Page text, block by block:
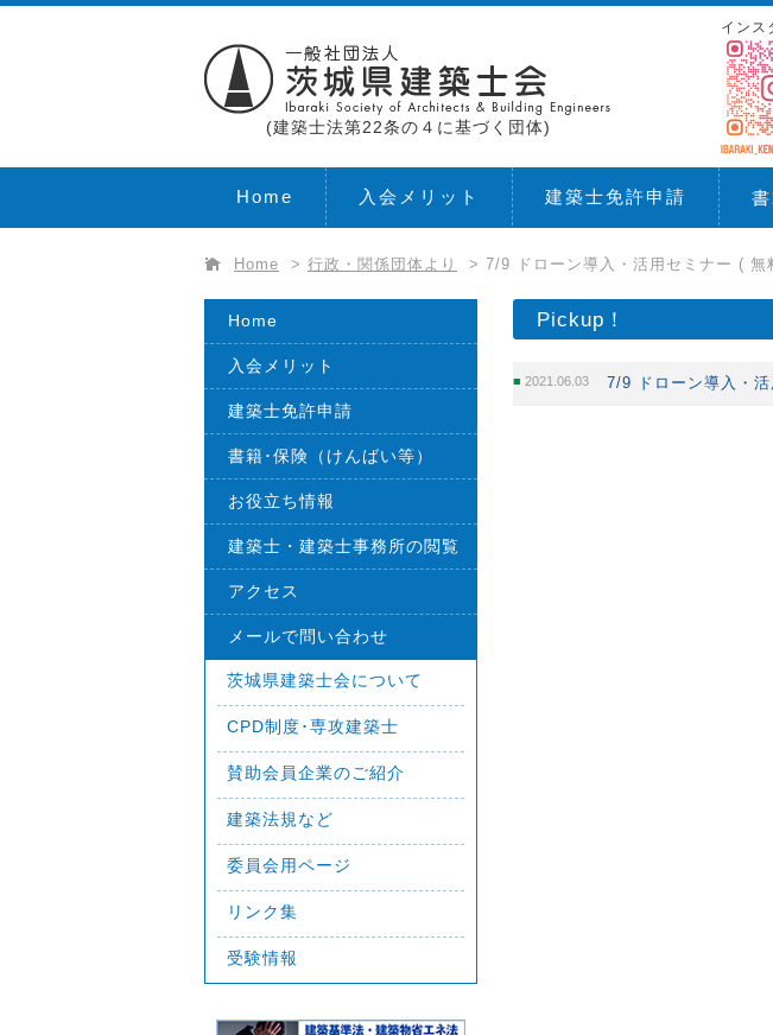
(建築士法第22条の４に基づく団体)
インス
Home 入会メリット 建築士免許申請
Home > 行政・関係団体より > 7/9 ドローン導入・活用セミナー ( 無
Pickup！
2021.06.03 7/9 ドローン導入・
Home
入会メリット
建築士免許申請
書籍･保険（けんばい等）
お役立ち情報
建築士・建築士事務所の閲覧
アクセス
メールで問い合わせ
茨城県建築士会について
CPD制度･専攻建築士
賛助会員企業のご紹介
建築法規など
委員会用ページ
リンク集
受験情報